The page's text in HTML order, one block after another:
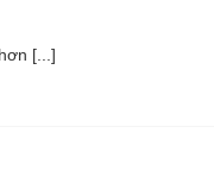
[...]